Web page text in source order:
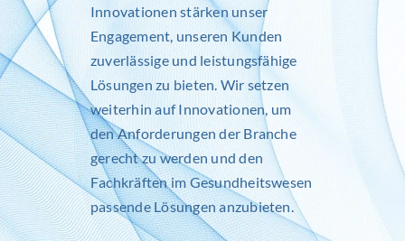
Innovationen stärken unser
Engagement, unseren Kunden
zuverlässige und leistungsfähige
Lösungen zu bieten. Wir setzen
weiterhin auf Innovationen, um
den Anforderungen der Branche
gerecht zu werden und den
Fachkräften im Gesundheitswesen
passende Lösungen anzubieten.